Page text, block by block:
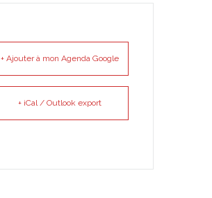
+ Ajouter à mon Agenda Google
+ iCal / Outlook export